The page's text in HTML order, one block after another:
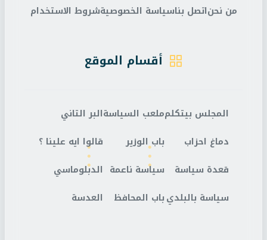
من نحناتصل بناسياسة الخصوصيةشروط الاستخدام
أقسام الموقع
المجلس بيتكلم
دماغ احزاب
قعدة سياسة
سياسة بالبلدي
ملعب السياسة
باب الوزير
سياسة ناعمة
باب المحافظ
البر التاني
قالوا ايه علينا ؟
الدبلوماسي
العدسة